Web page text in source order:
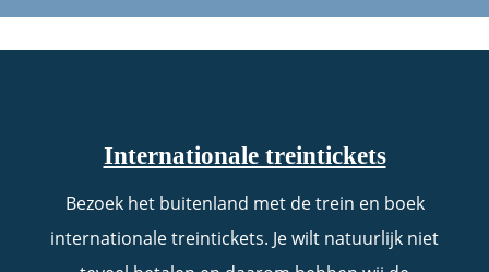
Internationale treintickets
Bezoek het buitenland met de trein en boek
internationale treintickets. Je wilt natuurlijk niet